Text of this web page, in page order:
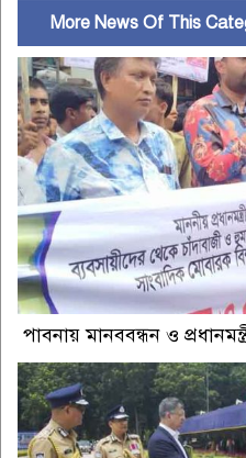
More News Of This
পাবনায় মানববন্ধন ও